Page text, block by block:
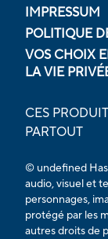
IMPRESSUM
POLITIQUE
VOS CHOIX
LA VIE
CES
PARTOUT
© undefined
audio, visuel et
personnages,
protégé par les
autres droits de